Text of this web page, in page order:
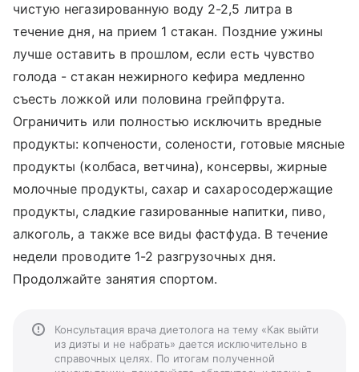
чистую негазированную воду 2-2,5 литра в
течение дня, на прием 1 стакан. Поздние ужины
лучше оставить в прошлом, если есть чувство
голода - стакан нежирного кефира медленно
съесть ложкой или половина грейпфрута.
Ограничить или полностью исключить вредные
продукты: копчености, солености, готовые мясные
продукты (колбаса, ветчина), консервы, жирные
молочные продукты, сахар и сахаросодержащие
продукты, сладкие газированные напитки, пиво,
алкоголь, а также все виды фастфуда. В течение
недели проводите 1-2 разгрузочных дня.
Продолжайте занятия спортом.
Консультация врача диетолога на тему «Как выйти
из диэты и не набрать» дается исключительно в
справочных целях. По итогам полученной